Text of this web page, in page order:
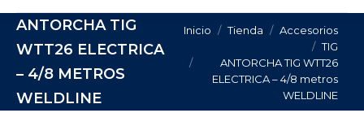
ANTORCHA TIG
WTT26 ELECTRICA
– 4/8 METROS
WELDLINE
Estás aquí:
Inicio Tienda
Accesorios
TIG
ANTORCHA TIG WTT26
ELECTRICA – 4/8 metros
WELDLINE